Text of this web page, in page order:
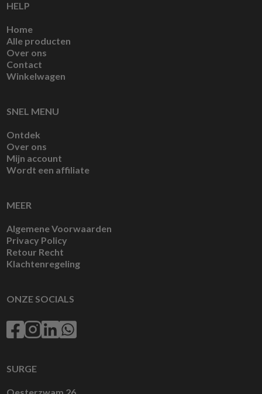
HELP
Home
Alle producten
Over ons
Contact
Winkelwagen
SNEL MENU
Ontdek
Over ons
Mijn account
Wordt een affiliate
MEER
Algemene Voorwaarden
Privacy Policy
Retour Recht
Klachtenregeling
ONZE SOCIALS
SURGE